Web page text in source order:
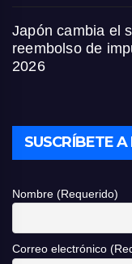
Japón cambia el
reembolso de
2026
SUSCRÍBETE
Nombre (Requerido)
Correo electrónico